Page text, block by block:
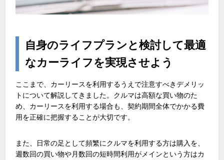
自身のライフプランと検討して最適
なカーライフを実現させよう
ここまで、カーリースを利用するうえで注意すべきデメリッ
トについて解説してきました。クルマは高額な買い物のた
め、カーリースを利用する場合も、契約期間全体でかかる費
用を正確に把握することが大切です。
また、日常の足として頻繁にクルマを利用する方は購入を、
週数回の買い物や月数回の短時間利用がメインという方はカ